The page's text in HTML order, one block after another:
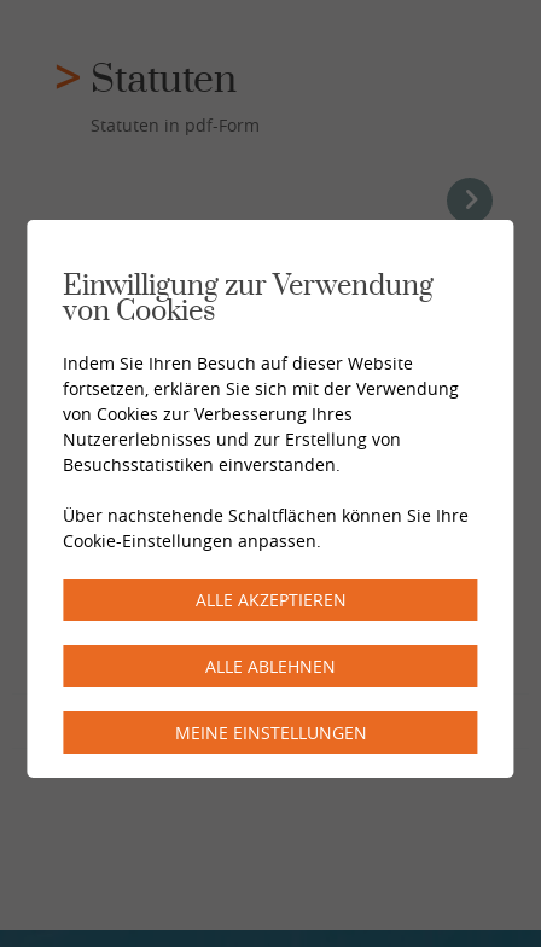
Statuten
Statuten in pdf-Form
Organigramm
Organigramm in pdf-Form
Einwilligung zur Verwendung
von Cookies
Indem Sie Ihren Besuch auf dieser Website
fortsetzen, erklären Sie sich mit der Verwendung
von Cookies zur Verbesserung Ihres
Nutzererlebnisses und zur Erstellung von
Besuchsstatistiken einverstanden.
Über nachstehende Schaltflächen können Sie Ihre
Cookie-Einstellungen anpassen.
ALLE AKZEPTIEREN
ALLE ABLEHNEN
MEINE EINSTELLUNGEN